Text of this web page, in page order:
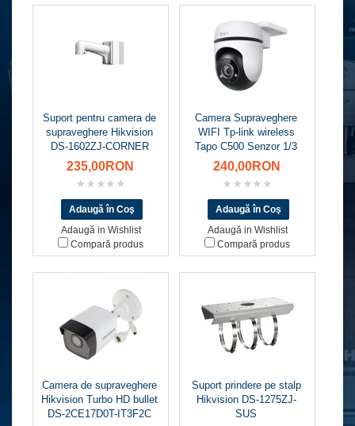
Suport pentru camera de
supraveghere Hikvision
DS-1602ZJ-CORNER
235,00RON
Adaugă in Wishlist
Compară produs
Camera Supraveghere
WIFI Tp-link wireless
Tapo C500 Senzor 1/3
240,00RON
Adaugă in Wishlist
Compară produs
Camera de supraveghere
Hikvision Turbo HD bullet
DS-2CE17D0T-IT3F2C
Suport prindere pe stalp
Hikvision DS-1275ZJ-
SUS